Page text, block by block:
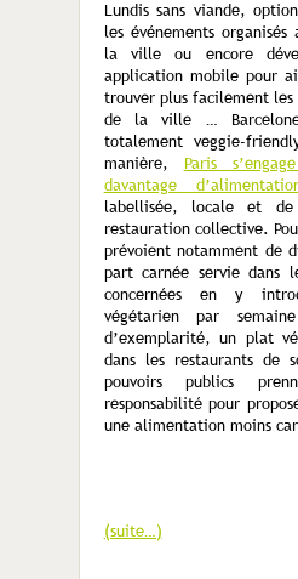
Lundis sans viande,
les événements
la ville ou encore
application mobile pour
trouver plus facilement les
de la ville …
totalement veggie-
manière, Paris
davantage
labellisée, locale et de
restauration collective.
prévoient notamment de
part carnée servie dans
concernées en y
végétarien par
d’exemplarité, un plat
dans les restaurants de
pouvoirs publics
responsabilité pour
une alimentation moins
(suite…)